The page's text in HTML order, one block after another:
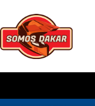
contenido